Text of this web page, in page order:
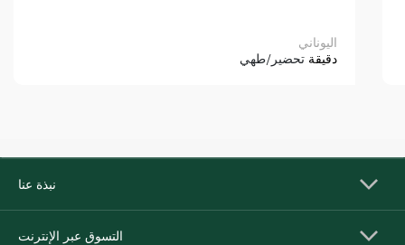
اليوناني
دقيقة تحضير/طهي
نبذة عنا
التسوق عبر الإنترنت